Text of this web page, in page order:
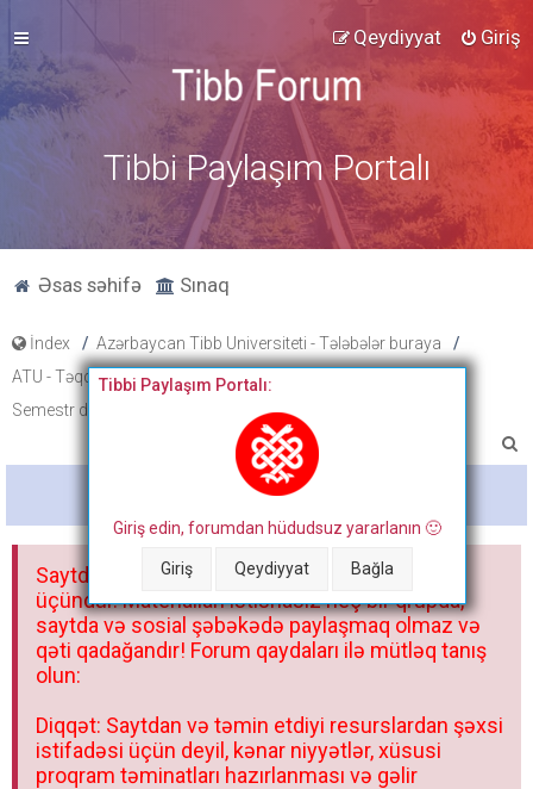
Giriş
Qeydiyyat
Tibbi Paylaşım Portalı
Əsas səhifə Sınaq
İndex
Azərbaycan Tibb Universiteti - Tələbələr buraya
ATU - Təqdimat, xəbərlər, cədvəl və proqramlar
Semestr dərs cədvəlləri
a
Bitdi
Tibbi Paylaşım Portalı:
Giriş edin, forumdan hüdudsuz yararlanın 🙂
Giriş Qeydiyyat Bağla
Saytdakı materiallar yalnız fərdi istifadəniz
üçündür. Materialları istisnasız heç bir qrupda,
saytda və sosial şəbəkədə paylaşmaq olmaz və
qəti qadağandır! Forum qaydaları ilə mütləq tanış
olun:
Diqqət: Saytdan və təmin etdiyi resurslardan şəxsi
istifadəsi üçün deyil, kənar niyyətlər, xüsusi
proqram təminatları hazırlanması və gəlir